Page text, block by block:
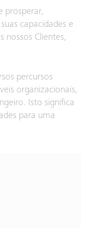
prosperar,
capacidades e
nossos Clientes,
percursos
organizacionais,
Isto significa
para uma